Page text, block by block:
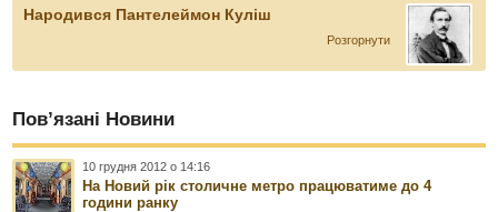
Народився Пантелеймон Куліш
Розгорнути
Пов’язані Новини
10 грудня 2012 о 14:16
На Новий рік столичне метро працюватиме до 4
години ранку